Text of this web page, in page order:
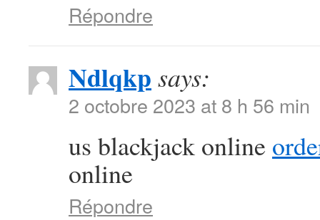
Répondre
Ndlqkp says:
2 octobre 2023 at 8 h 56 min
us blackjack online
online
Répondre